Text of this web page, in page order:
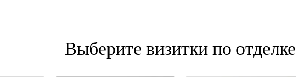
Выберите визитки по отделке